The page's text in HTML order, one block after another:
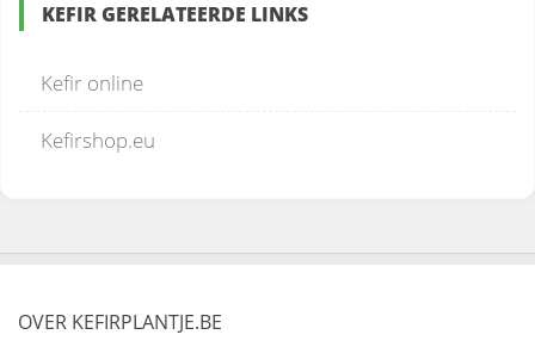
KEFIR GERELATEERDE LINKS
Kefir online
Kefirshop.eu
OVER KEFIRPLANTJE.BE